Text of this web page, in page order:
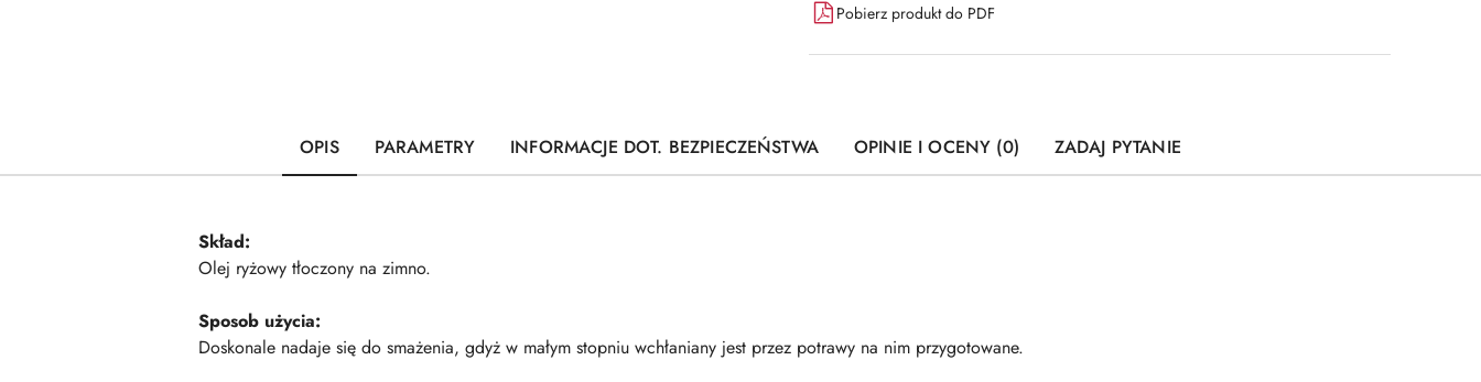
Pobierz produkt do PDF
OPIS PARAMETRY INFORMACJE DOT. BEZPIECZEŃSTWA OPINIE I OCENY (0) ZADAJ PYTANIE
Skład:
Olej ryżowy tłoczony na zimno.
Sposob użycia:
Doskonale nadaje się do smażenia, gdyż w małym stopniu wchłaniany jest przez potrawy na nim przygotowane.